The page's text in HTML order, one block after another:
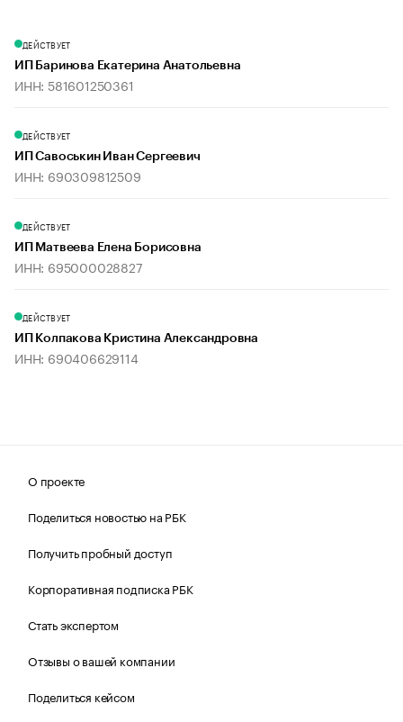
ДЕЙСТВУЕТ
ИП Баринова Екатерина Анатольевна
ИНН: 581601250361
ДЕЙСТВУЕТ
ИП Савоськин Иван Сергеевич
ИНН: 690309812509
ДЕЙСТВУЕТ
ИП Матвеева Елена Борисовна
ИНН: 695000028827
ДЕЙСТВУЕТ
ИП Колпакова Кристина Александровна
ИНН: 690406629114
О проекте
Поделиться новостью на РБК
Получить пробный доступ
Корпоративная подписка РБК
Стать экспертом
Отзывы о вашей компании
Поделиться кейсом